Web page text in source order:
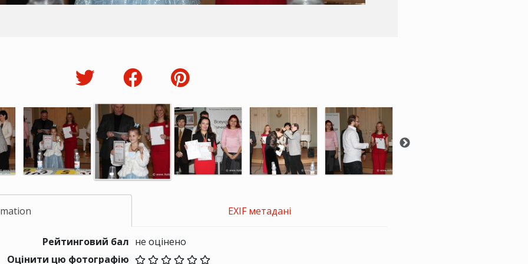
EXIF метадані
Рейтинговий бал не оцінено
Оцінити цю фотографію